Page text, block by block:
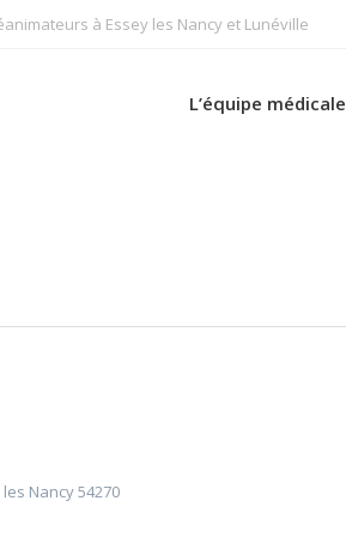
à Essey les Nancy et Lunéville
L’équipe médicale
Nancy 54270